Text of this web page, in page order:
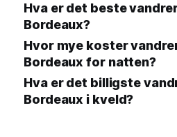
Hva er det beste
Bordeaux?
Hvor mye koster
Bordeaux for natten?
Hva er det billigste
Bordeaux i kveld?